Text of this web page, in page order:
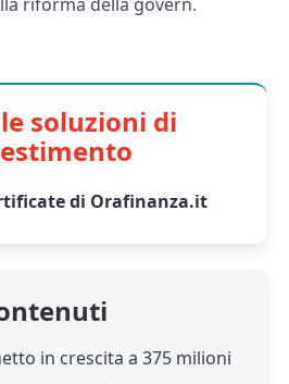
soluzioni di
di Orafinanza.it
in crescita a 375 milioni